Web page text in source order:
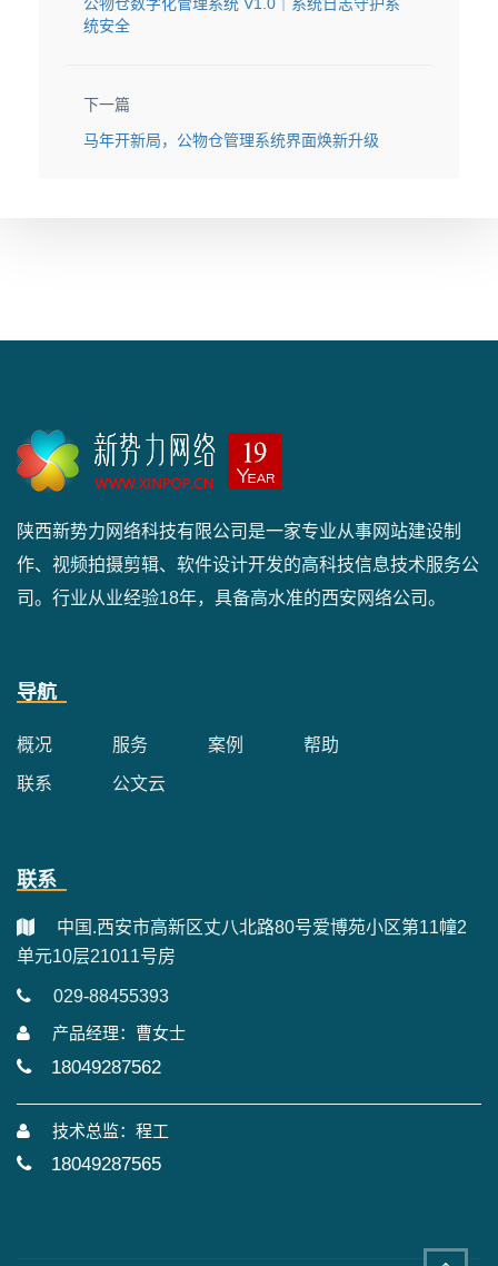
统安全
下一篇
马年开新局，公物仓管理系统界面焕新升级
陕西新势力网络科技有限公司是一家专业从事网站建设制
作、视频拍摄剪辑、软件设计开发的高科技信息技术服务公
司。行业从业经验18年，具备高水准的西安网络公司。
导航
概况 服务 案例 帮助
联系 公文云
联系
中国.西安市高新区丈八北路80号爱博苑小区第11幢2
单元10层21011号房
029-88455393
产品经理：曹女士
18049287562
技术总监：程工
18049287565